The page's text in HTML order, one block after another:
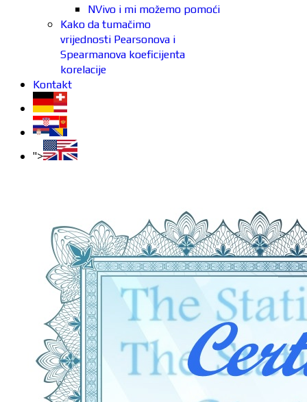
NVivo i mi možemo pomoći
Kako da tumačimo
vrijednosti Pearsonova i
Spearmanova koeficijenta
korelacije
Kontakt
">